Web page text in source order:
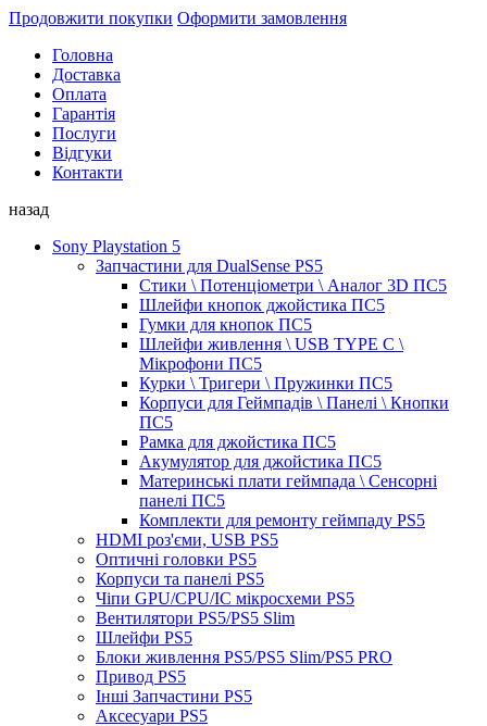
Продовжити покупки Оформити замовлення
Головна
Доставка
Оплата
Гарантія
Послуги
Відгуки
Контакти
назад
Sony Playstation 5
Запчастини для DualSense PS5
Стики \ Потенціометри \ Аналог 3D ПС5
Шлейфи кнопок джойстика ПС5
Гумки для кнопок ПС5
Шлейфи живлення \ USB TYPE C \
Мікрофони ПС5
Курки \ Тригери \ Пружинки ПС5
Корпуси для Геймпадів \ Панелі \ Кнопки
ПС5
Рамка для джойстика ПС5
Акумулятор для джойстика ПС5
Материнські плати геймпада \ Сенсорні
панелі ПС5
Комплекти для ремонту геймпаду PS5
HDMI роз'єми, USB PS5
Оптичні головки PS5
Корпуси та панелі PS5
Чіпи GPU/CPU/IC мікросхеми PS5
Вентилятори PS5/PS5 Slim
Шлейфи PS5
Блоки живлення PS5/PS5 Slim/PS5 PRO
Привод PS5
Інші Запчастини PS5
Аксесуари PS5